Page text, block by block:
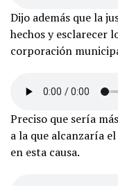
Dijo además que la
hechos y esclarecer
corporación
Preciso que sería
a la que alcanzaría
en esta causa.